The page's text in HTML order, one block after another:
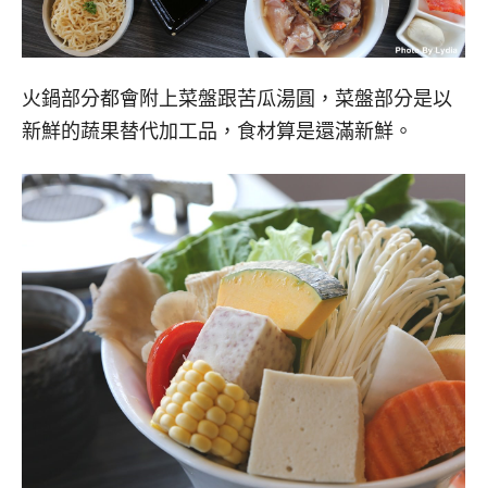
火鍋部分都會附上菜盤跟苦瓜湯圓，菜盤部分是以
新鮮的蔬果替代加工品，食材算是還滿新鮮。